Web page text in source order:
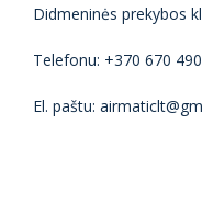
Didmeninės prekybos
Telefonu: +370 670
El. paštu: